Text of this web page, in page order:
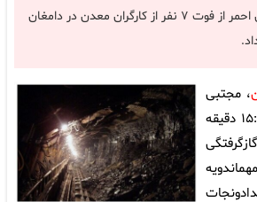
سخنگوی جمعیت هلال احمر از فوت ۷ نفر از کارگران معدن در دامغان
، مجتبی
خالدی گفت: ساعت ۱۵:۳۰ دقیقه